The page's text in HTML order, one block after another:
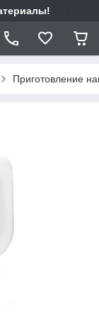
Приготовление